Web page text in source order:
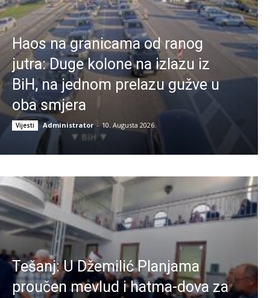
Haos na granicama od ranog
jutra: Duge kolone na izlazu iz
BiH, na jednom prelazu gužve u
oba smjera
Vijesti Administrator - 10. Augusta 2026.
Tešanj: U Džemilić Planjama
proučen mevlud i hatma-dova za